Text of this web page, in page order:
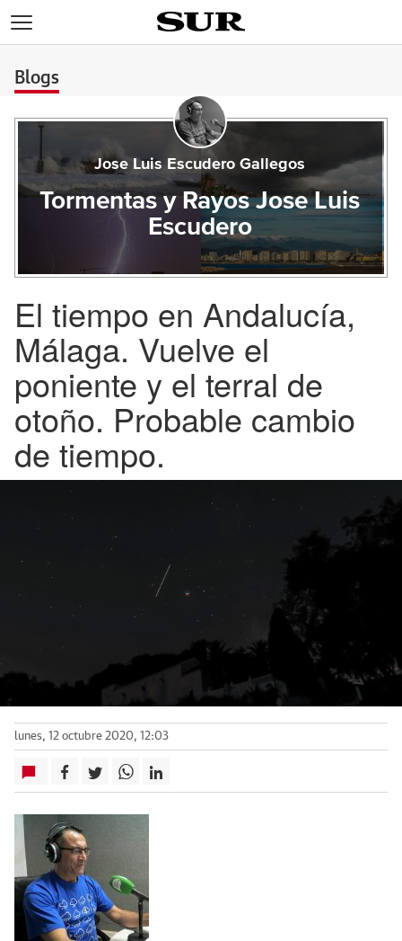
Blogs
Jose Luis Escudero Gallegos
Tormentas y Rayos Jose Luis
Escudero
El tiempo en Andalucía,
Málaga. Vuelve el
poniente y el terral de
otoño. Probable cambio
de tiempo.
lunes, 12 octubre 2020, 12:03